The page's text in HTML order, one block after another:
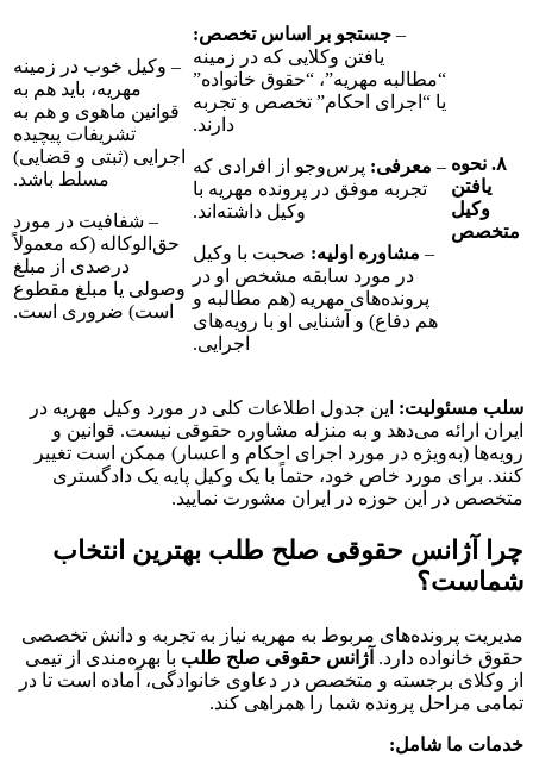
جستجو بر اساس تخصص:
یافتن وکلایی که در زمینه
“مطالبه مهریه”، “حقوق خانواده”
یا “اجرای احکام” تخصص و تجربه
–معرفی:پرس‌وجو از افرادی که
تجربه موفق در پرونده مهریه با
وکیل داشته‌اند.
مشاوره اولیه:صحبت با وکیل
در مورد سابقه مشخص او در
پرونده‌های مهریه (هم مطالبه و
هم دفاع) و آشنایی او با رویه‌های
– وکیل خوب در زمینه
مهریه، باید هم به
قوانین ماهوی و هم به
تشریفات پیچیده
اجرایی (ثبتی و قضایی)
مسلط باشد.
– شفافیت در مورد
حق‌الوکاله (که معمولاً
درصدی از مبلغ
وصولی یا مبلغ مقطوع
است) ضروری است.
این جدول اطلاعات کلی در مورد وکیل مهریه در
می‌دهد و به منزله مشاوره حقوقی نیست. قوانین و
در مورد اجرای احکام و اعسار) ممکن است تغییر
مورد خاص خود، حتماً با یک وکیل پایه یک دادگستری
این حوزه در ایران مشورت نمایید.
حقوقی صلح طلببهترین انتخاب
مربوط به مهریه نیاز به تجربه و دانش تخصصی
دارد.آژانس حقوقی صلح طلببا بهره‌مندی از تیمی
برجسته و متخصص در دعاوی خانوادگی، آماده است تا در
پرونده شما را همراهی کند.
شامل: